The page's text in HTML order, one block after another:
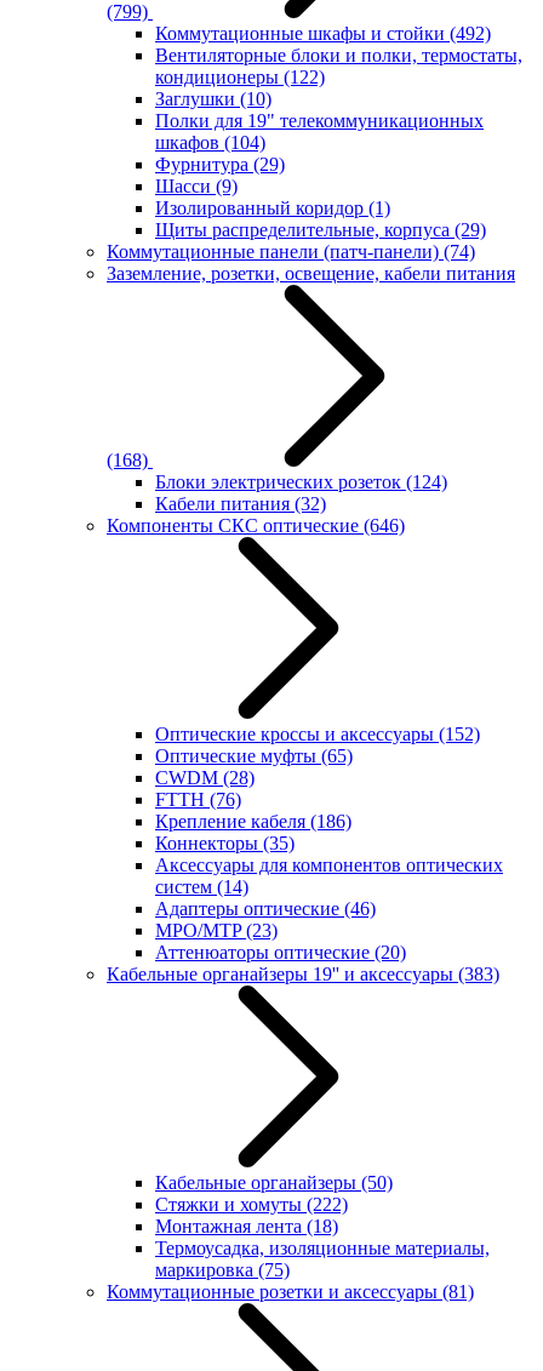
(799)
Коммутационные шкафы и стойки (492)
Вентиляторные блоки и полки, термостаты,
кондиционеры (122)
Заглушки (10)
Полки для 19" телекоммуникационных
шкафов (104)
Фурнитура (29)
Шасси (9)
Изолированный коридор (1)
Щиты распределительные, корпуса (29)
Коммутационные панели (патч-панели) (74)
Заземление, розетки, освещение, кабели питания
(168)
Блоки электрических розеток (124)
Кабели питания (32)
Компоненты СКС оптические (646)
Оптические кроссы и аксессуары (152)
Оптические муфты (65)
CWDM (28)
FTTH (76)
Крепление кабеля (186)
Коннекторы (35)
Аксессуары для компонентов оптических
систем (14)
Адаптеры оптические (46)
MPO/MTP(23)
Аттенюаторы оптические (20)
Кабельные органайзеры 19'' и аксессуары (383)
Кабельные органайзеры (50)
Стяжки и хомуты (222)
Монтажная лента (18)
Термоусадка, изоляционные материалы,
маркировка (75)
Коммутационные розетки и аксессуары (81)